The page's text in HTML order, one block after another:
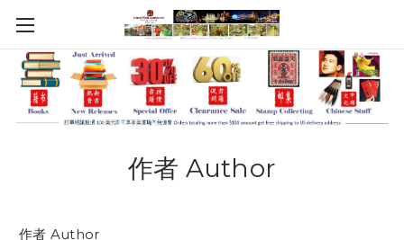
作者 Author
作者 Author